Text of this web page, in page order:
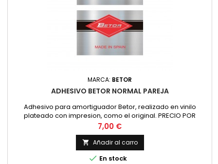
MARCA: BETOR
ADHESIVO BETOR NORMAL PAREJA
Adhesivo para amortiguador Betor, realizado en vinilo
plateado con impresion, como el original. PRECIO POR
PAREJA
Precio
7,00 €
 Añadir al carro
 En stock